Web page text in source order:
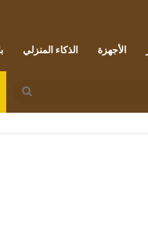
الأجهزة الذكاء المنزلي
بحث
عن